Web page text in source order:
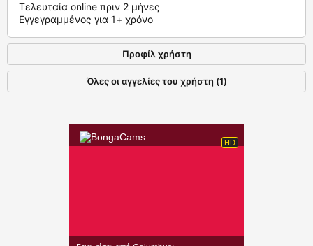
Τελευταία online πριν 2 μήνες
Εγγεγραμμένος για 1+ χρόνο
Προφίλ χρήστη
Όλες οι αγγελίες του χρήστη (1)